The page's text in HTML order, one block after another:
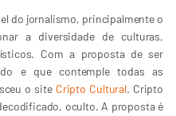
do jornalismo, principalmente o
a diversidade de culturas,
Com a proposta de ser
e que contemple todas as
o site Cripto Cultural. Cripto
oculto. A proposta é